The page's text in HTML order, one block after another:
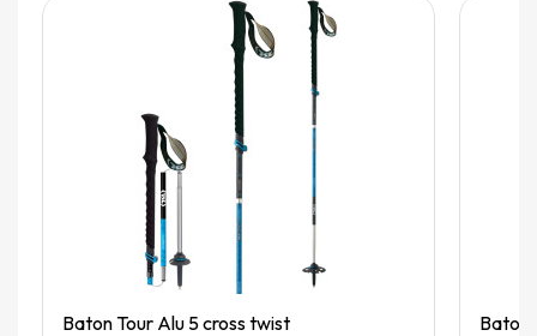
Quick View
Baton Tour Alu 5 cross twist